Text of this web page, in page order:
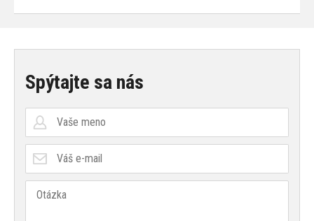
Spýtajte sa nás